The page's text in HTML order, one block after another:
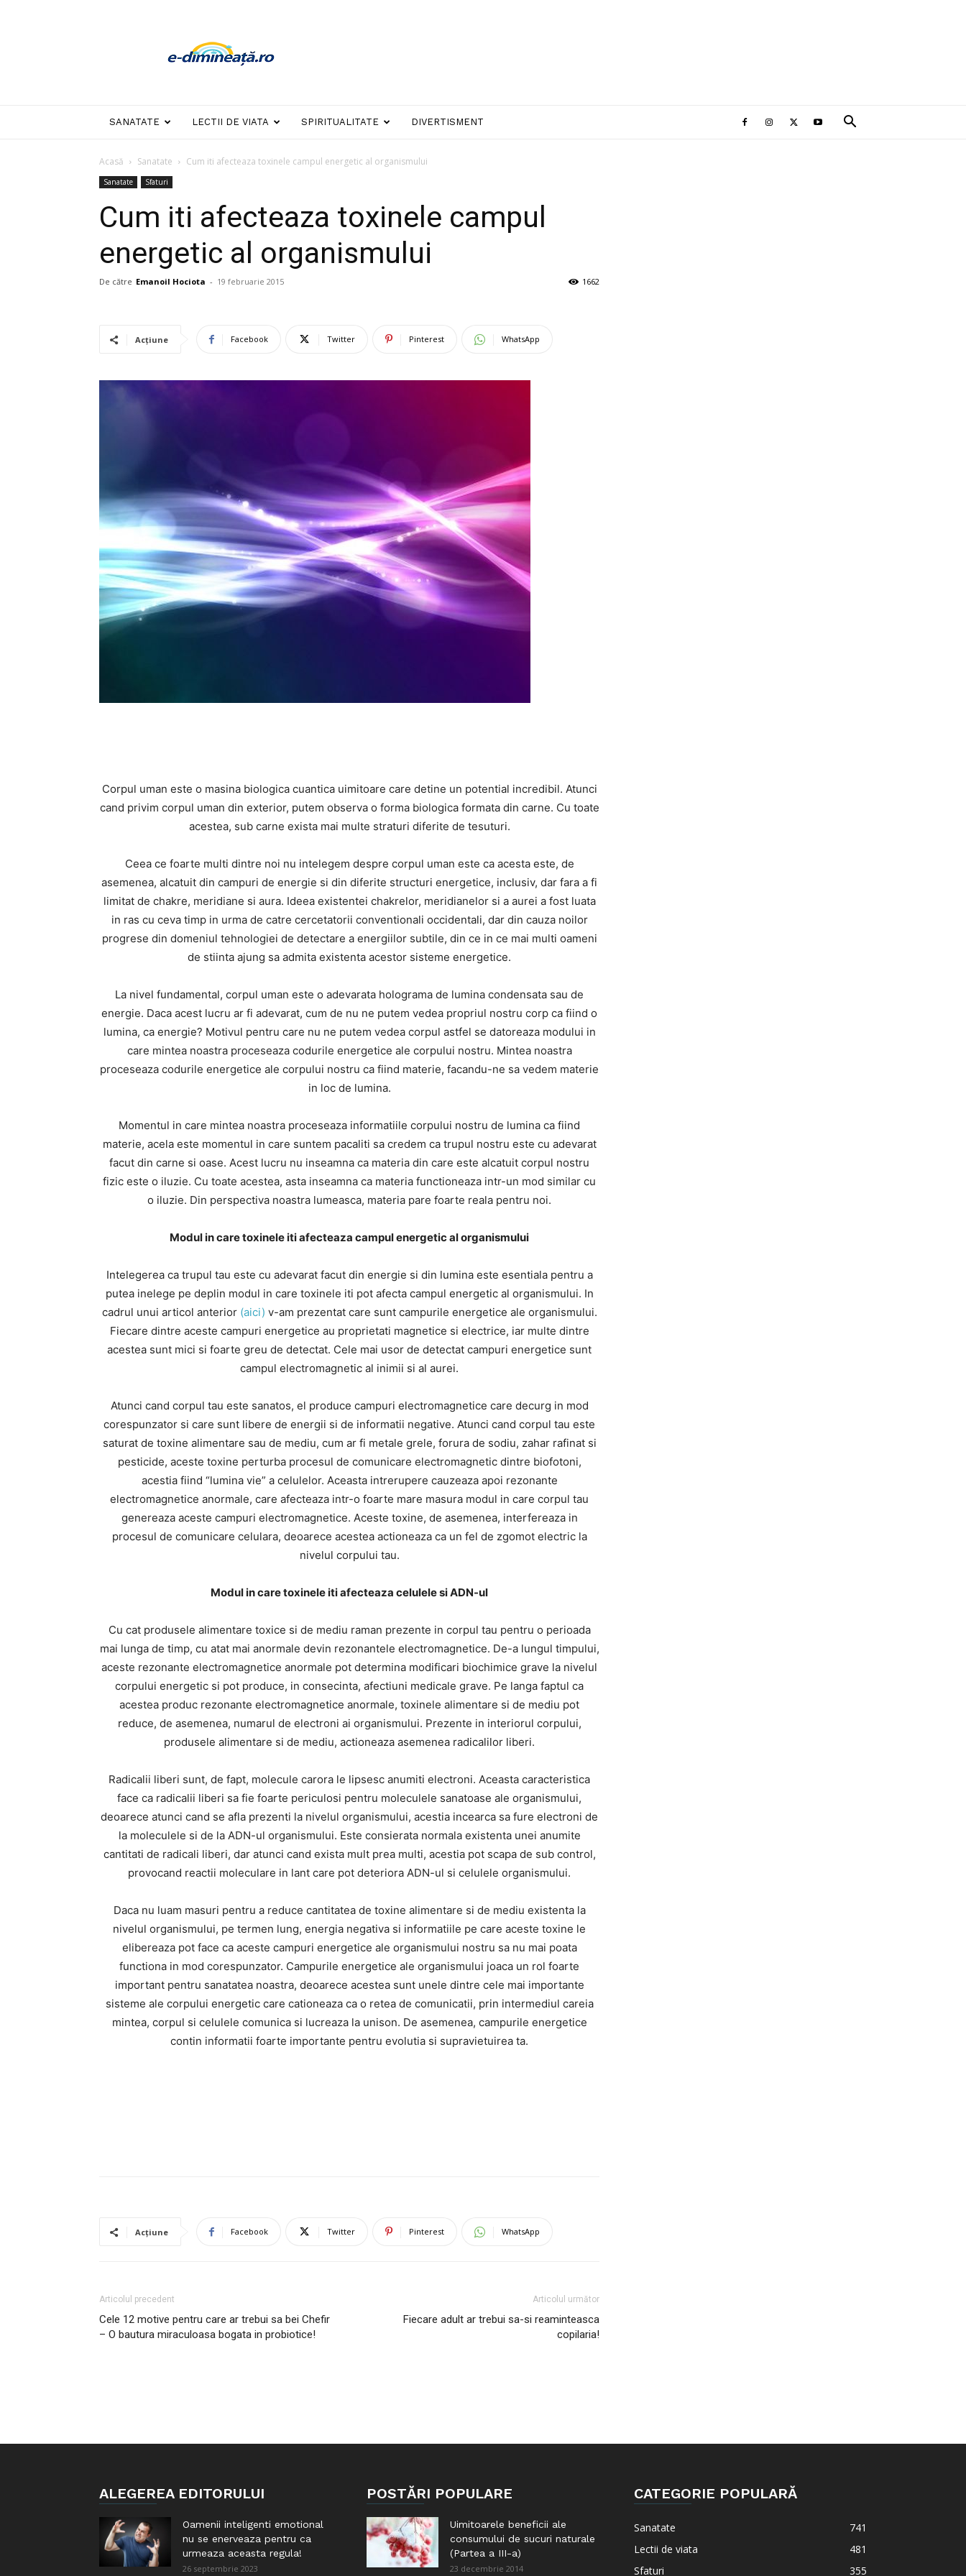
dimineata
SANATATE LECTII DE VIATA SPIRITUALITATE DIVERTISMENT
Acasă Sanatate Cum iti afecteaza toxinele campul energetic al organismului
Sanatate Sfaturi
Cum iti afecteaza toxinele campul
energetic al organismului
De către Emanoil Hociota - 19 februarie 2015 1662
Acțiune Facebook Twitter Pinterest WhatsApp
Corpul uman este o masina biologica cuantica uimitoare care detine un potential incredibil. Atunci
cand privim corpul uman din exterior, putem observa o forma biologica formata din carne. Cu toate
acestea, sub carne exista mai multe straturi diferite de tesuturi.
Ceea ce foarte multi dintre noi nu intelegem despre corpul uman este ca acesta este, de
asemenea, alcatuit din campuri de energie si din diferite structuri energetice, inclusiv, dar fara a fi
limitat de chakre, meridiane si aura. Ideea existentei chakrelor, meridianelor si a aurei a fost luata
in ras cu ceva timp in urma de catre cercetatorii conventionali occidentali, dar din cauza noilor
progrese din domeniul tehnologiei de detectare a energiilor subtile, din ce in ce mai multi oameni
de stiinta ajung sa admita existenta acestor sisteme energetice.
La nivel fundamental, corpul uman este o adevarata holograma de lumina condensata sau de
energie. Daca acest lucru ar fi adevarat, cum de nu ne putem vedea propriul nostru corp ca fiind o
lumina, ca energie? Motivul pentru care nu ne putem vedea corpul astfel se datoreaza modului in
care mintea noastra proceseaza codurile energetice ale corpului nostru. Mintea noastra
proceseaza codurile energetice ale corpului nostru ca fiind materie, facandu-ne sa vedem materie
in loc de lumina.
Momentul in care mintea noastra proceseaza informatiile corpului nostru de lumina ca fiind
materie, acela este momentul in care suntem pacaliti sa credem ca trupul nostru este cu adevarat
facut din carne si oase. Acest lucru nu inseamna ca materia din care este alcatuit corpul nostru
fizic este o iluzie. Cu toate acestea, asta inseamna ca materia functioneaza intr-un mod similar cu
o iluzie. Din perspectiva noastra lumeasca, materia pare foarte reala pentru noi.
Modul in care toxinele iti afecteaza campul energetic al organismului
Intelegerea ca trupul tau este cu adevarat facut din energie si din lumina este esentiala pentru a
putea inelege pe deplin modul in care toxinele iti pot afecta campul energetic al organismului. In
cadrul unui articol anterior (aici) v-am prezentat care sunt campurile energetice ale organismului.
Fiecare dintre aceste campuri energetice au proprietati magnetice si electrice, iar multe dintre
acestea sunt mici si foarte greu de detectat. Cele mai usor de detectat campuri energetice sunt
campul electromagnetic al inimii si al aurei.
Atunci cand corpul tau este sanatos, el produce campuri electromagnetice care decurg in mod
corespunzator si care sunt libere de energii si de informatii negative. Atunci cand corpul tau este
saturat de toxine alimentare sau de mediu, cum ar fi metale grele, forura de sodiu, zahar rafinat si
pesticide, aceste toxine perturba procesul de comunicare electromagnetic dintre biofotoni,
acestia fiind “lumina vie” a celulelor. Aceasta intrerupere cauzeaza apoi rezonante
electromagnetice anormale, care afecteaza intr-o foarte mare masura modul in care corpul tau
genereaza aceste campuri electromagnetice. Aceste toxine, de asemenea, interfereaza in
procesul de comunicare celulara, deoarece acestea actioneaza ca un fel de zgomot electric la
nivelul corpului tau.
Modul in care toxinele iti afecteaza celulele si ADN-ul
Cu cat produsele alimentare toxice si de mediu raman prezente in corpul tau pentru o perioada
mai lunga de timp, cu atat mai anormale devin rezonantele electromagnetice. De-a lungul timpului,
aceste rezonante electromagnetice anormale pot determina modificari biochimice grave la nivelul
corpului energetic si pot produce, in consecinta, afectiuni medicale grave. Pe langa faptul ca
acestea produc rezonante electromagnetice anormale, toxinele alimentare si de mediu pot
reduce, de asemenea, numarul de electroni ai organismului. Prezente in interiorul corpului,
produsele alimentare si de mediu, actioneaza asemenea radicalilor liberi.
Radicalii liberi sunt, de fapt, molecule carora le lipsesc anumiti electroni. Aceasta caracteristica
face ca radicalii liberi sa fie foarte periculosi pentru moleculele sanatoase ale organismului,
deoarece atunci cand se afla prezenti la nivelul organismului, acestia incearca sa fure electroni de
la moleculele si de la ADN-ul organismului. Este consierata normala existenta unei anumite
cantitati de radicali liberi, dar atunci cand exista mult prea multi, acestia pot scapa de sub control,
provocand reactii moleculare in lant care pot deteriora ADN-ul si celulele organismului.
Daca nu luam masuri pentru a reduce cantitatea de toxine alimentare si de mediu existenta la
nivelul organismului, pe termen lung, energia negativa si informatiile pe care aceste toxine le
elibereaza pot face ca aceste campuri energetice ale organismului nostru sa nu mai poata
functiona in mod corespunzator. Campurile energetice ale organismului joaca un rol foarte
important pentru sanatatea noastra, deoarece acestea sunt unele dintre cele mai importante
sisteme ale corpului energetic care cationeaza ca o retea de comunicatii, prin intermediul careia
mintea, corpul si celulele comunica si lucreaza la unison. De asemenea, campurile energetice
contin informatii foarte importante pentru evolutia si supravietuirea ta.
Acțiune Facebook Twitter Pinterest WhatsApp
Articolul precedent
Cele 12 motive pentru care ar trebui sa bei Chefir
– O bautura miraculoasa bogata in probiotice!
Articolul următor
Fiecare adult ar trebui sa-si reaminteasca
copilaria!
ALEGEREA EDITORULUI
Oamenii inteligenti emotional
nu se enerveaza pentru ca
urmeaza aceasta regula!
26 septembrie 2023
POSTĂRI POPULARE
Uimitoarele beneficii ale
consumului de sucuri naturale
(Partea a III-a)
23 decembrie 2014
CATEGORIE POPULARĂ
Sanatate
741
Lectii de viata
481
Sfaturi
355